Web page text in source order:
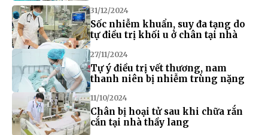
31/12/2024
Sốc nhiễm khuẩn, suy đa tạng do
tự điều trị khối u ở chân tại nhà
27/11/2024
Tự ý điều trị vết thương, nam
thanh niên bị nhiễm trùng nặng
11/10/2024
Chân bị hoại tử sau khi chữa rắn
cắn tại nhà thầy lang